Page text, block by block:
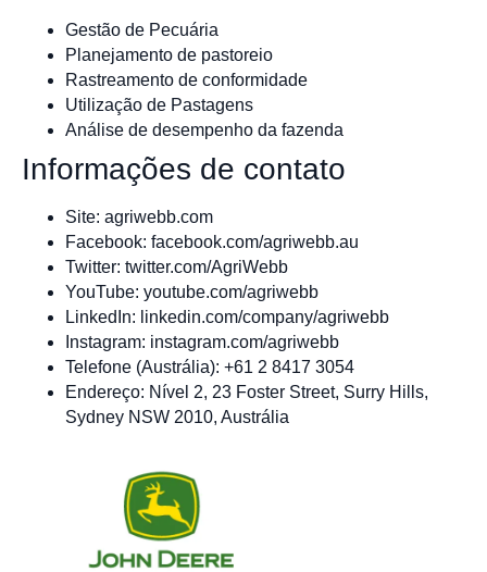
Gestão de Pecuária
Planejamento de pastoreio
Rastreamento de conformidade
Utilização de Pastagens
Análise de desempenho da fazenda
Informações de contato
Site: agriwebb.com
Facebook: facebook.com/agriwebb.au
Twitter: twitter.com/AgriWebb
YouTube: youtube.com/agriwebb
LinkedIn: linkedin.com/company/agriwebb
Instagram: instagram.com/agriwebb
Telefone (Austrália): +61 2 8417 3054
Endereço: Nível 2, 23 Foster Street, Surry Hills,
Sydney NSW 2010, Austrália